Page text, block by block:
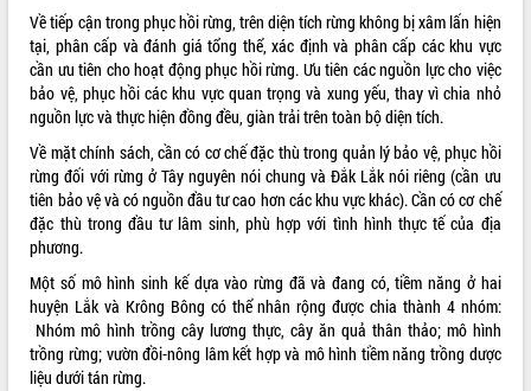
Khởi động Dự án Đầu tư xây dựng hạ
tầng kỹ thuật Cụm công nghiệp Tân
Tiến
Gặp mặt các cơ quan báo chí nhân Kỷ
niệm 101 năm Ngày Báo chí Cách
mạng Việt Nam
Đắk Lắk sơ kết 4 năm triển khai thực
hiện Đề án 06 của Chính phủ
Họp báo thông tin về Hội nghị Công bố
Quy hoạch và Xúc tiến đầu tư tỉnh Đắk
Khơi thông điểm nghẽn, đẩy nhanh
giải ngân vốn khắc phục thiên tai
HĐND tỉnh thông qua điều chỉnh Quy
hoạch tỉnh thời kỳ 2021-2030
Về tiếp cận trong phục hồi rừng, trên diện tích rừng không bị xâm lấn hiện
tại, phân cấp và đánh giá tổng thể, xác định và phân cấp các khu vực
cần ưu tiên cho hoạt động phục hồi rừng. Ưu tiên các nguồn lực cho việc
bảo vệ, phục hồi các khu vực quan trọng và xung yếu, thay vì chia nhỏ
nguồn lực và thực hiện đồng đều, giàn trải trên toàn bộ diện tích.
Về mặt chính sách, cần có cơ chế đặc thù trong quản lý bảo vệ, phục hồi
rừng đối với rừng ở Tây nguyên nói chung và Đắk Lắk nói riêng (cần ưu
tiên bảo vệ và có nguồn đầu tư cao hơn các khu vực khác). Cần có cơ chế
đặc thù trong đầu tư lâm sinh, phù hợp với tình hình thực tế của địa
phương.
Một số mô hình sinh kế dựa vào rừng đã và đang có, tiềm năng ở hai
huyện Lắk và Krông Bông có thể nhân rộng được chia thành 4 nhóm:
Nhóm mô hình trồng cây lương thực, cây ăn quả thân thảo; mô hình
trồng rừng; vườn đồi-nông lâm kết hợp và mô hình tiềm năng trồng dược
liệu dưới tán rừng.